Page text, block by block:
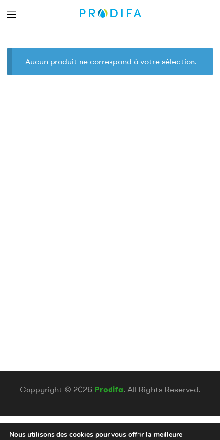
Prodifa
Aucun produit ne correspond à votre sélection.
Coppyright © 2026 Prodifa. All Rights Reserved.
Nous utilisons des cookies pour vous offrir la meilleure